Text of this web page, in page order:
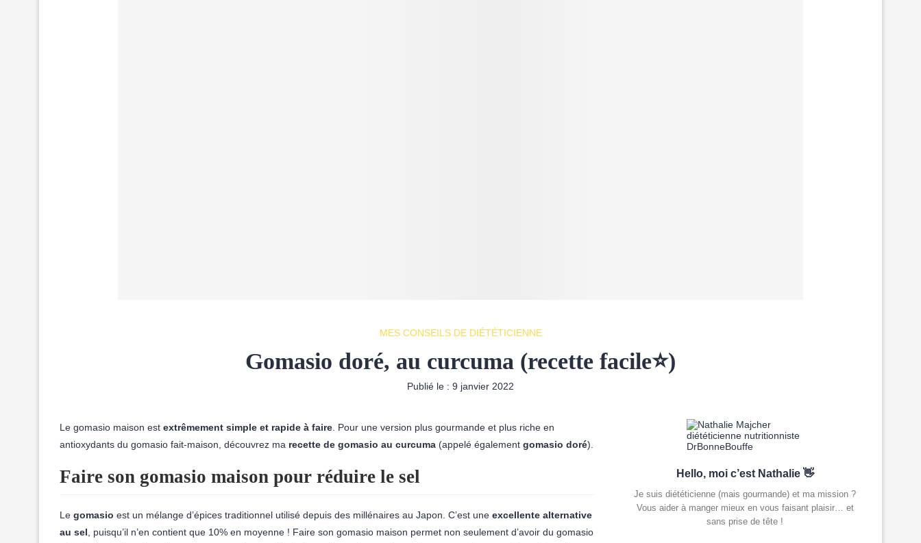
MES CONSEILS DE DIÉTÉTICIENNE
Gomasio doré, au curcuma (recette facile⭐)
Publié le : 9 janvier 2022
Le gomasio maison est extrêmement simple et rapide à faire . Pour une version plus gourmande et plus riche en
antioxydants du gomasio fait-maison, découvrez ma recette de gomasio au curcuma (appelé également gomasio doré).
Faire son gomasio maison pour réduire le sel
Le gomasio est un mélange d’épices traditionnel utilisé depuis des millénaires au Japon. C’est une excellente alternative
au sel , puisqu’il n’en contient que 10% en moyenne ! Faire son gomasio maison permet non seulement d’avoir du gomasio
Hello, moi c’est Nathalie 👋
Je suis diététicienne (mais gourmande) et ma mission ?
Vous aider à manger mieux en vous faisant plaisir… et
sans prise de tête !